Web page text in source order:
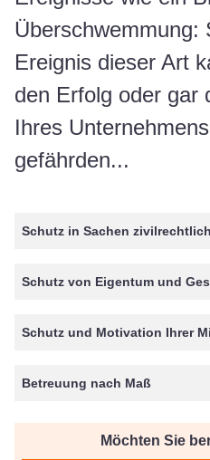
Überschwemmung:
Ereignis dieser Art
den Erfolg oder gar
Ihres
gefährden...
Schutz in Sachen
Schutz von Eigentum und
Schutz und Motivation Ihrer
Betreuung nach Maß
Möchten Sie